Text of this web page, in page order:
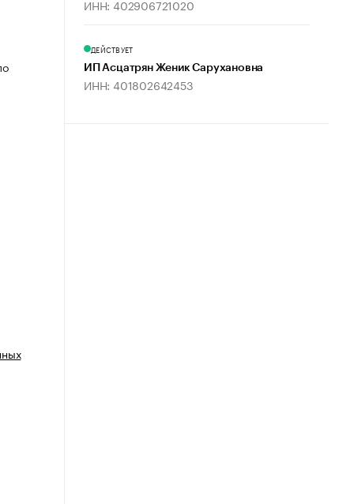
ИНН: 402906721020
ДЕЙСТВУЕТ
ИП Асцатрян Женик Сарухановна
ИНН: 401802642453